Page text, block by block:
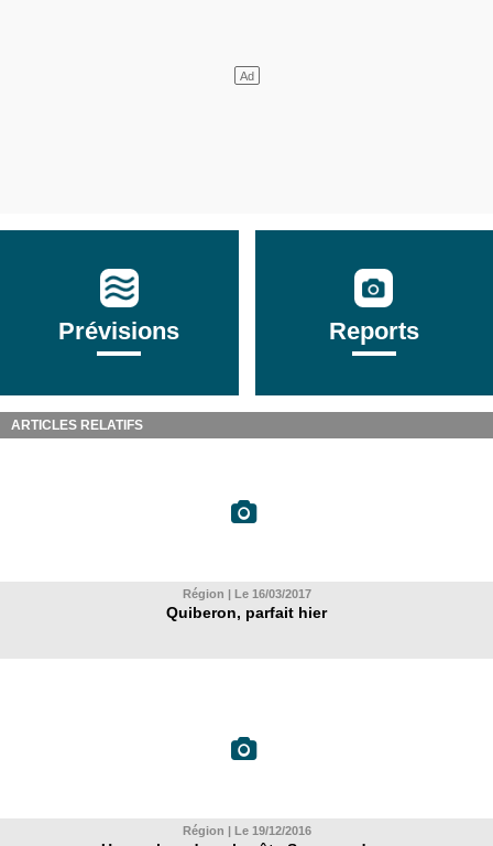
Prévisions Reports
ARTICLES RELATIFS
Région | Le 16/03/2017
Quiberon, parfait hier
Région | Le 19/12/2016